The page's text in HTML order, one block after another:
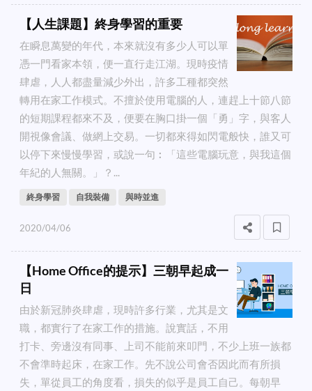
【人生課題】終身學習的重要
在瞬息萬變的年代，本來就沒有多少人可以單
憑一門看家本領，便一直行走江湖。現時疫情
肆虐，人人都盡量減少外出，許多工種都突然
轉用在家工作模式。不擅於使用電腦的人，連趕上十節八節
的短期課程都來不及，便要在胸口掛一個「勇」字，與客人
開視像會議、做網上交易。一切都來得如閃電般快，誰又可
以停下來慢慢學習，或說一句︰「這些電腦玩意，與我這個
年紀的人無關。」？...
終身學習 自我裝備 與時並進
2020/04/06
【Home Office的提示】三朝早起成一
日
由於新冠肺炎肆虐，現時許多行業，尤其是文
職，都實行了在家工作的措施。說實話，不用
打卡、旁邊沒有同事、上司不能前來叩門，不少上班一族都
不會準時起床，在家工作。先不說公司會否因此而有所損
失，單從員工的角度看，損失的似乎是員工自己。每朝早